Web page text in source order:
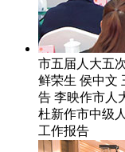
市五届人大五
鲜荣生 侯中文
告 李映作市人
杜新作市中级
工作报告